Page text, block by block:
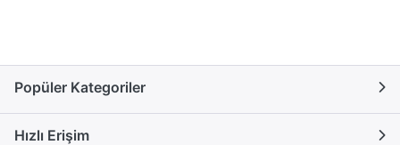
Popüler Kategoriler
Hızlı Erişim